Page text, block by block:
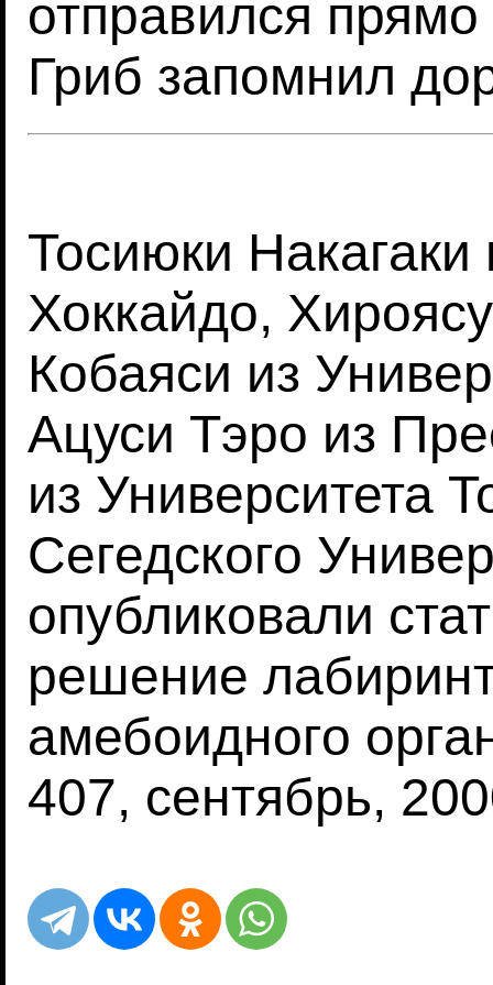
отправился прямо
Гриб запомнил
Тосиюки Накагаки
Хоккайдо,
Кобаяси из
Ацуси Тэро из
из Университета
Сегедского
опубликовали
решение
амебоидного
407, сентябрь,